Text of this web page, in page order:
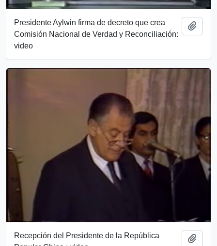
Presidente Aylwin firma de decreto que crea
Comisión Nacional de Verdad y Reconciliación:
video
Recepción del Presidente de la República